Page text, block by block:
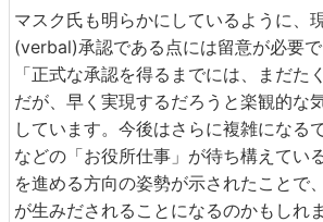
マスク氏も明らかにしているように、
(verbal)承認である点には留意が必要
「正式な承認を得るまでには、まだた
だが、早く実現するだろうと楽観的な
しています。今後はさらに複雑になる
などの「お役所仕事」が待ち構えてい
を進める方向の姿勢が示されたことで
が生みだされることになるのかもしれ